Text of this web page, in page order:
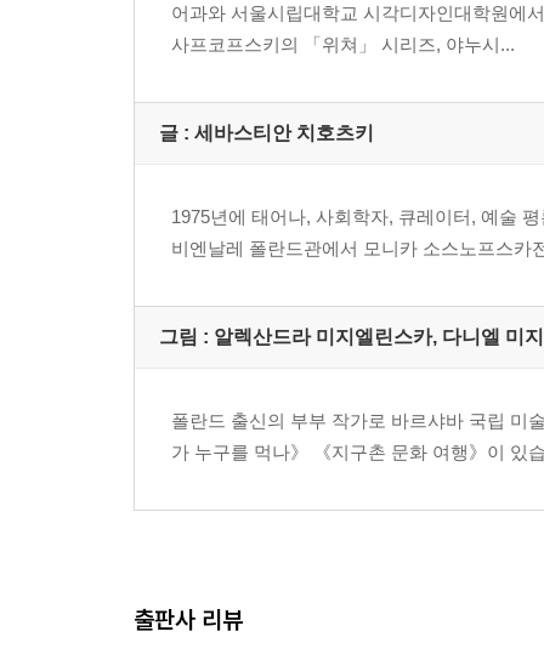
94 종이 조각 액션 로만 지그너 Roman
98 연쇄 반응 피터 피슬리와 데이빗 바이스 Peter
1992-현재까지)
114 미술관에서 나와 파베우 알타메르 PawełA
119 슈퍼가스 슈퍼플렉스 Superflex(Supergaz,
126 땅 리르크리트 티라바니자 Rirkrit
130 영혼 없는 껍데기 필립 파레노와 피에르 위게
142 믿음이 산을 움직일 때 프란시스 알리스
146 바르샤바의 예루살렘 요안나 라이코프스카
166 오두막집 뗏목 사이몬 스탈링 Simon
어과와 서울시립대학교 시각디자인대학원에
사프코프스키의 「위쳐」 시리즈, 야누시...
글 : 세바스티안 치호츠키
1975년에 태어나, 사회학자, 큐레이터, 예술
비엔날레 폴란드관에서 모니카 소스노프스카
그림 : 알렉산드라 미지엘린스카, 다니엘 미
폴란드 출신의 부부 작가로 바르샤바 국립 미
가 누구를 먹나》 《지구촌 문화 여행》이 있
출판사 리뷰